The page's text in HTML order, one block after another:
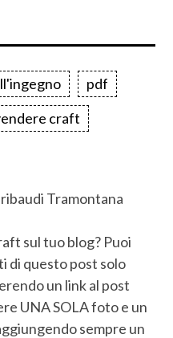
pdf
craft
Tramontana
sul tuo blog? Puoi
di questo post solo
un link al post
UNA SOLA foto e un
sempre un